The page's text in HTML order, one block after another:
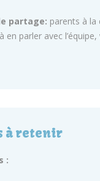
partage: parents à la
en parler avec
à retenir
: